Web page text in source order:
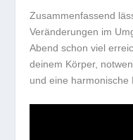
Zusammenfassend
Veränderungen im
Abend schon viel
deinem Körper,
und eine harmonische